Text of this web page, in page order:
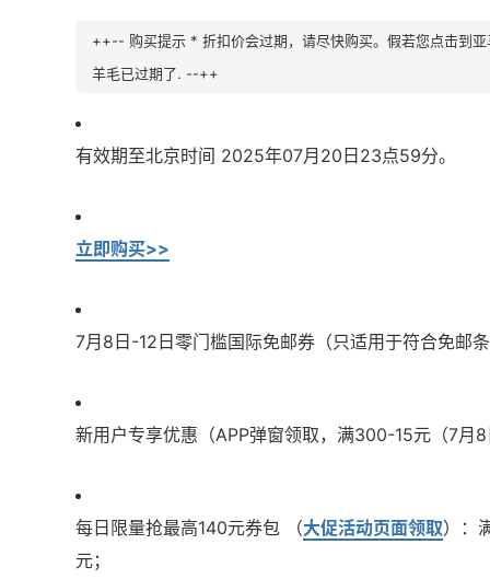
++-- 购买提示 * 折扣价会过期，请尽快购买。假若您点击到
羊毛已过期了. --++
有效期至北京时间 2025年07月20日23点59分。
立即购买>>
7月8日-12日零门槛国际免邮券（只适用于符合免邮
新用户专享优惠（APP弹窗领取，满300-15元（7月
每日限量抢最高140元券包 （大促活动页面领取）：
元；